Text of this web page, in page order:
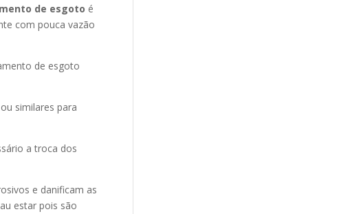
de esgoto é
com pouca vazão
de esgoto
similares para
a troca dos
e danificam as
estar pois são